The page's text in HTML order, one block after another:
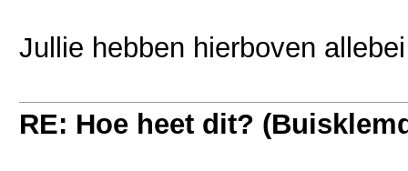
Jullie hebben hierboven
RE: Hoe heet dit?